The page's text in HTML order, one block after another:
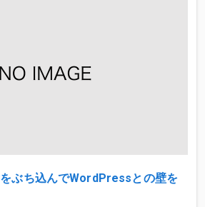
ぶち込んでWordPressとの壁を